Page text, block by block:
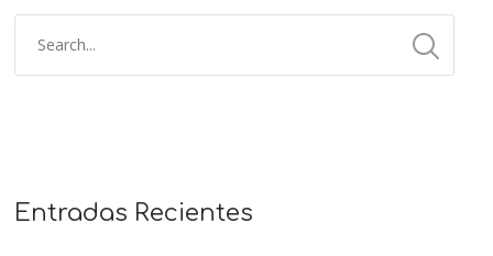
Entradas Recientes